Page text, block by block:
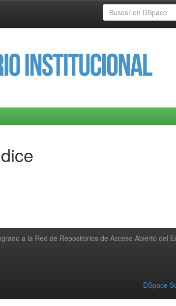
a la Red de Repositorios de Acceso Abierto del
DSpace